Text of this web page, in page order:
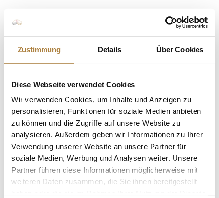
Zustimmung Details Über Cookies
Diese Webseite verwendet Cookies
Wir verwenden Cookies, um Inhalte und Anzeigen zu
personalisieren, Funktionen für soziale Medien anbieten
zu können und die Zugriffe auf unsere Website zu
analysieren. Außerdem geben wir Informationen zu Ihrer
Verwendung unserer Website an unsere Partner für
soziale Medien, Werbung und Analysen weiter. Unsere
Partner führen diese Informationen möglicherweise mit
weiteren Daten zusammen, die Sie ihnen bereitgestellt
Seite wählen
Stifterfrühstück beim CHIO Aachen
vonInsa Strothmann |09. Juli 2024|Allgemein,
News
Treffen von Förderern und Freunden der Stiftung
Deutscher Pferdesport beim Weltfest des